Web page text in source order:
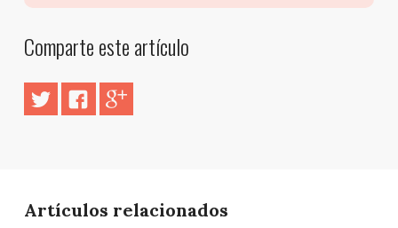
Comparte este artículo
Artículos relacionados